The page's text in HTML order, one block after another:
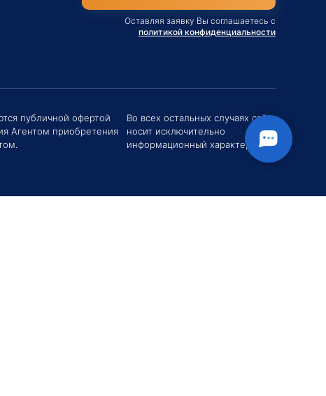
Оставляя заявку Вы соглашаетесь с
политикой конфиденциальности
публичной офертой
Агентом приобретения
Во всех остальных случаях сайт
носит исключительно
информационный характер.
Если у вас есть вопросы (Цена,
поставки, условия договора и пр.) можете
их мне в чат!